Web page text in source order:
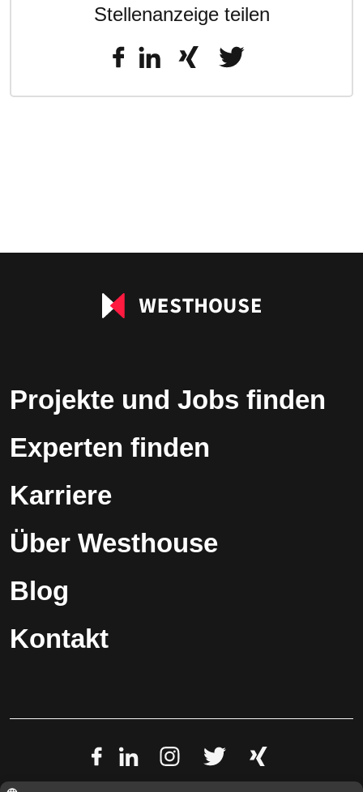
Stellenanzeige teilen
Projekte und Jobs finden
Experten finden
Karriere
Über Westhouse
Blog
Kontakt